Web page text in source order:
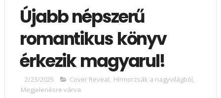
Újabb népszerű
romantikus könyv
érkezik magyarul!
2/23/2025 Cover Reveal, Hírmorzsák a nagyvilágból,
Megjelenésre várva